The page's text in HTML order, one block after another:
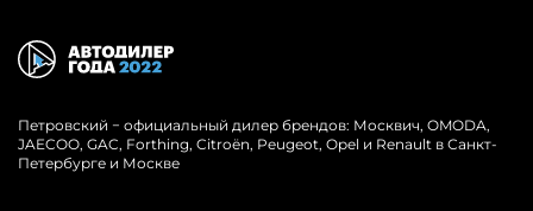
Петровский − официальный дилер брендов: Москвич, OMODA,
JAECOO, GAC, Forthing, Citroёn, Peugeot, Opel и Renault в Санкт-
Петербурге и Москве